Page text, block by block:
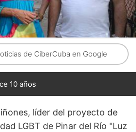
de CiberCuba en Google
10 años
líder del proyecto de
LGBT de Pinar del Río "Luz